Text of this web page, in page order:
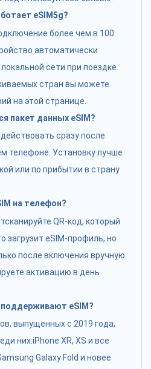
eSIM5g?
более чем в 100
автоматически
сети при поездке.
стран вы можете
на этой странице.
пакет данных eSIM?
сразу после
телефоне. Установку лучше
или по прибытии в страну
на телефон?
QR-код, который
загрузит eSIM-профиль, но
после включения вручную
активацию в день
поддерживают eSIM?
выпущенных с 2019 года,
них:iPhone XR, XS и все
Galaxy Fold и новее